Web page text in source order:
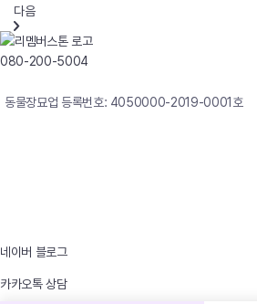
다음
080-200-5004
동물장묘업 등록번호: 4050000-2019-0001호
네이버 블로그
카카오톡 상담